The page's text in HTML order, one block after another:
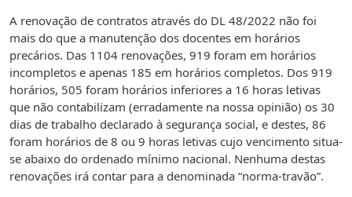
A renovação de contratos através do DL 48/2022 não foi
mais do que a manutenção dos docentes em horários
precários. Das 1104 renovações, 919 foram em horários
incompletos e apenas 185 em horários completos. Dos 919
horários, 505 foram horários inferiores a 16 horas letivas
que não contabilizam (erradamente na nossa opinião) os 30
dias de trabalho declarado à segurança social, e destes, 86
foram horários de 8 ou 9 horas letivas cujo vencimento situa-
se abaixo do ordenado mínimo nacional. Nenhuma destas
renovações irá contar para a denominada “norma-travão”.